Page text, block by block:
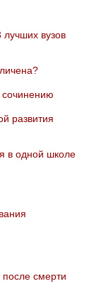
лучших вузов
сочинению
развития
в одной школе
смерти